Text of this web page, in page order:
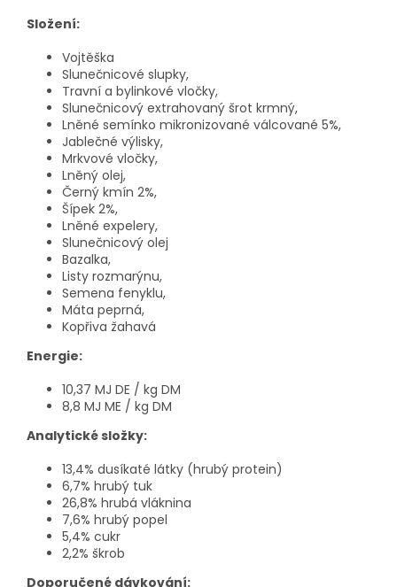
Složení:
Vojtěška
Slunečnicové slupky,
Travní a bylinkové vločky,
Slunečnicový extrahovaný šrot krmný,
Lněné semínko mikronizované válcované 5%,
Jablečné výlisky,
Mrkvové vločky,
Lněný olej,
Černý kmín 2%,
Šípek 2%,
Lněné expelery,
Slunečnicový olej
Bazalka,
Listy rozmarýnu,
Semena fenyklu,
Máta peprná,
Kopřiva žahavá
Energie:
10,37 MJ DE / kg DM
8,8 MJ ME / kg DM
Analytické složky:
13,4% dusíkaté látky (hrubý protein)
6,7% hrubý tuk
26,8% hrubá vláknina
7,6% hrubý popel
5,4% cukr
2,2% škrob
Doporučené dávkování: